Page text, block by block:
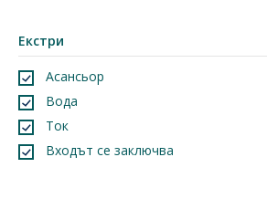
Екстри
Асансьор
Вода
Ток
Входът се заключва